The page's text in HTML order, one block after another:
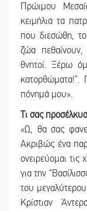
Πρώιμου
κειμήλια τα
που διεσώθη,
ζώα πεθαίνουν,
θνητοί. Ξέρω
κατορθώματα!”.
πόνημά μου».
Τι σας
«Ω, θα σας
Ακριβώς ένα
ονειρεύομαι
για την
του
Κρίστιαν